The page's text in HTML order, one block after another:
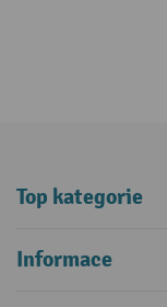
Top kategorie
Informace